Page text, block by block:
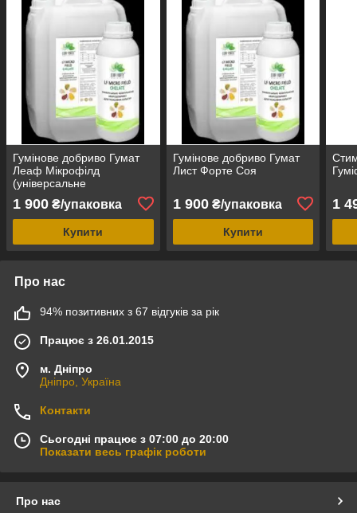
Гумінове добриво Гумат
Леаф Мікрофілд
(універсальне
польових)
1 900 ₴/упаковка
Купити
Гумінове добриво Гумат
Лист Форте Соя
1 900₴/упаковка
Купити
1
Про нас
94% позитивних з 67 відгуків за рік
Працює з 26.01.2015
м. Дніпро
Дніпро, Україна
Контакти
Сьогодні працює з 07:00 до 20:00
Показати весь графік роботи
Про нас